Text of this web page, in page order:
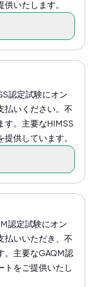
いたします。
認定試験にオン
払いください。不
す。主要なHIMSS
供しています。
認定試験にオン
払いいただき、不
。主要なGAQM認
トをご提供いたし